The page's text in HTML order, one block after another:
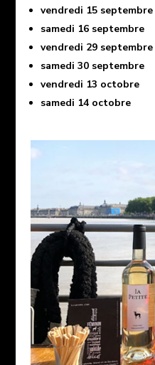
vendredi 15 septembre
samedi 16 septembre
vendredi 29 septembre
samedi 30 septembre
vendredi 13 octobre
samedi 14 octobre